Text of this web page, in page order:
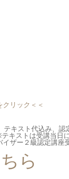
リック＜＜
キスト代込み、認
ストは受講当日に
ザー２級認定講座
ら